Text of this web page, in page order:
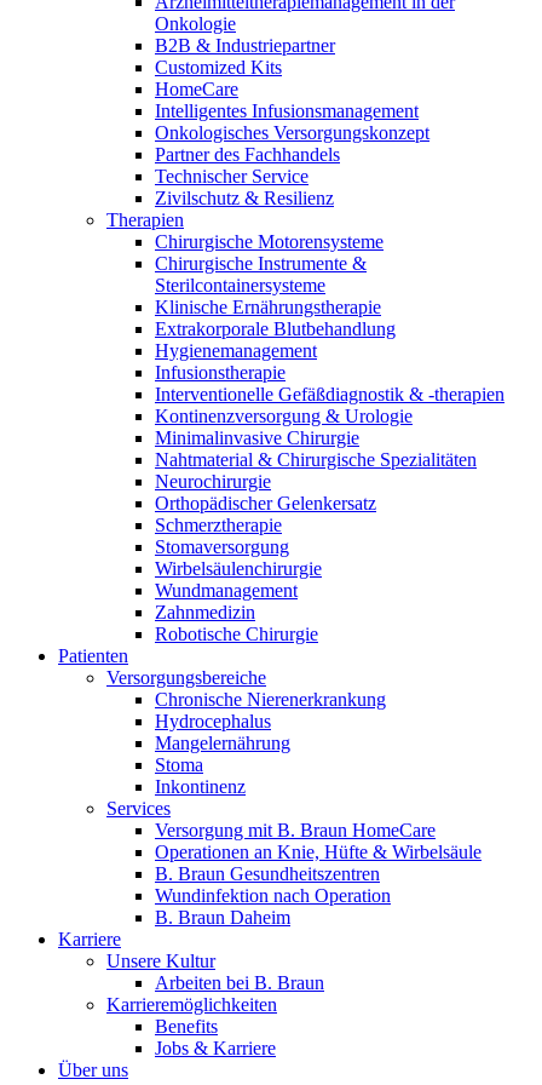
Zahnmedizin
Robotische Chirurgie
Therapien
Produktkatalog
Finden Sie das Produkt, das Sie suchen. Besuchen Sie den B.
Braun Produktkatalog mit unserem kompletten Portfolio.
Gut zu wissen
MDR, eIFU & Co. – hier finden Sie nützliche Informationen
rund um unsere Produkte.
B. Braun HomeCare
Wir koordinieren Ihre medizinische Versorgung, wenn Sie aus
dem Krankenhaus entlassen werden.
Innovation Hub
Lassen Sie uns Innovationen in der Medizintechnologie
gemeinsam vorantreiben. Erfahren Sie mehr über den
Innovation Hub und überzeugen Sie uns mit Ihrer Idee.
Kontakt
Im Dialog mit B. Braun. Hier treten Sie mit uns in
Verbindung.
Onkologie​
B2B & Industriepartner
Customized Kits
HomeCare
Intelligentes Infusionsmanagement
Onkologisches Versorgungskonzept
Partner des Fachhandels
Technischer Service
Zivilschutz & Resilienz
Therapien
Chirurgische Motorensysteme
Chirurgische Instrumente &
Sterilcontainersysteme
Klinische Ernährungstherapie
Extrakorporale Blutbehandlung
Hygienemanagement
Infusionstherapie
Interventionelle Gefäßdiagnostik & -therapien
Kontinenzversorgung & Urologie
Minimalinvasive Chirurgie
Nahtmaterial & Chirurgische Spezialitäten
Neurochirurgie
Orthopädischer Gelenkersatz
Schmerztherapie
Stomaversorgung
Wirbelsäulenchirurgie
Wundmanagement
Zahnmedizin
Robotische Chirurgie
Patienten
Versorgungsbereiche
Chronische Nierenerkrankung
Hydrocephalus
Mangelernährung
Stoma
Inkontinenz
Services
Versorgung mit B. Braun HomeCare
Operationen an Knie, Hüfte & Wirbelsäule
B. Braun Gesundheitszentren
Wundinfektion nach Operation
B. Braun Daheim
Karriere
Unsere Kultur
Arbeiten bei B. Braun
Karrieremöglichkeiten
Benefits
Jobs & Karriere
Über uns